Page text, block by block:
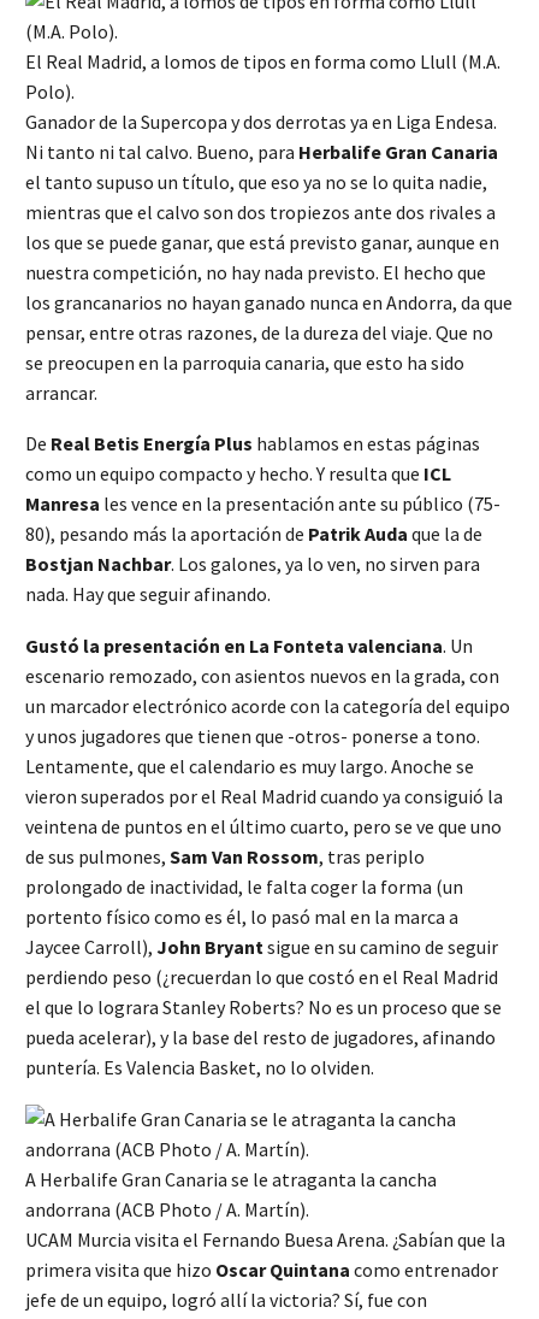
El Real Madrid, a lomos de tipos en forma como Llull (M.A.
Polo).
Ganador de la Supercopa y dos derrotas ya en Liga Endesa.
Ni tanto ni tal calvo. Bueno, para Herbalife Gran Canaria
el tanto supuso un título, que eso ya no se lo quita nadie,
mientras que el calvo son dos tropiezos ante dos rivales a
los que se puede ganar, que está previsto ganar, aunque en
nuestra competición, no hay nada previsto. El hecho que
los grancanarios no hayan ganado nunca en Andorra, da que
pensar, entre otras razones, de la dureza del viaje. Que no
se preocupen en la parroquia canaria, que esto ha sido
arrancar.
De Real Betis Energía Plus hablamos en estas páginas
como un equipo compacto y hecho. Y resulta que ICL
Manresa les vence en la presentación ante su público (75-
80), pesando más la aportación de PatrikAuda que la de
Bostjan Nachbar. Los galones, ya lo ven, no sirven para
nada. Hay que seguir afinando.
Gustó la presentación en La Fonteta valenciana. Un
escenario remozado, con asientos nuevos en la grada, con
un marcador electrónico acorde con la categoría del equipo
y unos jugadores que tienen que -otros- ponerse a tono.
Lentamente, que el calendario es muy largo. Anoche se
vieron superados por el Real Madrid cuando ya consiguió la
veintena de puntos en el último cuarto, pero se ve que uno
de sus pulmones, Sam Van Rossom, tras periplo
prolongado de inactividad, le falta coger la forma (un
portento físico como es él, lo pasó mal en la marca a
Jaycee Carroll), John Bryant sigue en su camino de seguir
perdiendo peso (¿recuerdan lo que costó en el Real Madrid
el que lo lograra Stanley Roberts? No es un proceso que se
pueda acelerar), y la base del resto de jugadores, afinando
puntería. Es Valencia Basket, no lo olviden.
A Herbalife Gran Canaria se le atraganta la cancha
andorrana (ACB Photo / A. Martín).
UCAM Murcia visita el Fernando Buesa Arena. ¿Sabían que la
primera visita que hizo Oscar Quintana como entrenador
jefe de un equipo, logró allí la victoria? Sí, fue con